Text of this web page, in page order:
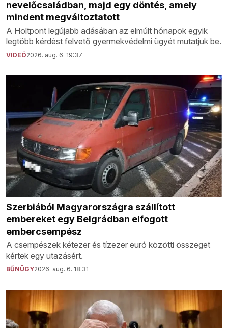
nevelőcsaládban, majd egy döntés, amely
mindent megváltoztatott
A Holtpont legújabb adásában az elmúlt hónapok egyik
legtöbb kérdést felvető gyermekvédelmi ügyét mutatjuk be.
VIDEÓ2026. aug. 6. 19:37
Szerbiából Magyarországra szállított
embereket egy Belgrádban elfogott
embercsempész
A csempészek kétezer és tízezer euró közötti összeget
kértek egy utazásért.
BŰNÜGY2026. aug. 6. 18:31